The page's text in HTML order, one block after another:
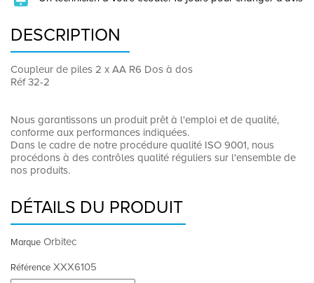
DESCRIPTION
Coupleur de piles 2 x AA R6 Dos à dos
Réf 32-2
Nous garantissons un produit prêt à l'emploi et de qualité,
conforme aux performances indiquées.
Dans le cadre de notre procédure qualité ISO 9001, nous
procédons à des contrôles qualité réguliers sur l'ensemble de
nos produits.
DÉTAILS DU PRODUIT
Marque Orbitec
Référence XXX6105